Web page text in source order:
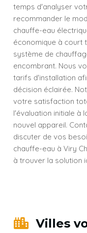
temps d'analyser
recommander le
chauffe-eau
économique à court
système de
encombrant. Nous
tarifs d'installation
décision éclairée.
votre satisfaction
l'évaluation initiale à
nouvel appareil.
discuter de vos
chauffe-eau à Viry
à trouver la solution
Villes